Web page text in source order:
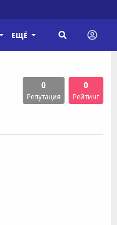
ЕЩЁ
0
Репутация
0
Рейтинг